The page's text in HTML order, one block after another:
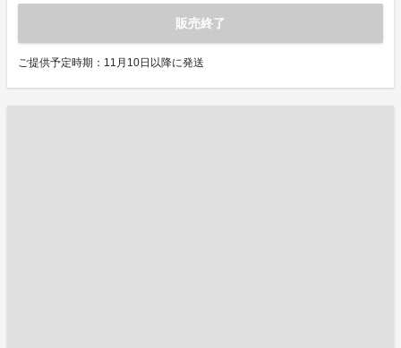
販売終了
ご提供予定時期：11月10日以降に発送